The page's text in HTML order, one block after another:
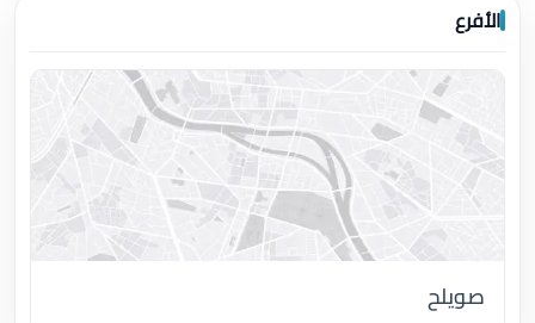
الأفرع
صويلح